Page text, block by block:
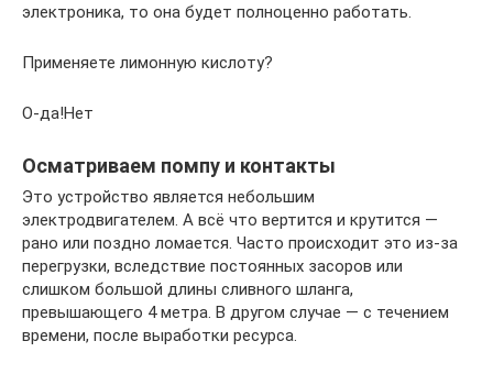
электроника, то она будет полноценно работать.
Применяете лимонную кислоту?
О-да!Нет
Осматриваем помпу и контакты
Это устройство является небольшим
электродвигателем. А всё что вертится и крутится —
рано или поздно ломается. Часто происходит это из-за
перегрузки, вследствие постоянных засоров или
слишком большой длины сливного шланга,
превышающего 4 метра. В другом случае — с течением
времени, после выработки ресурса.